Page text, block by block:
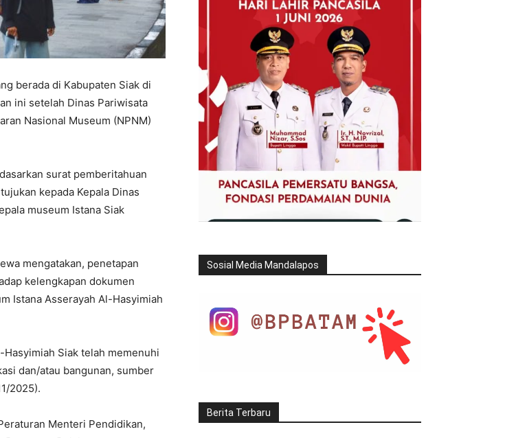
berada di Kabupaten Siak di
ini setelah Dinas Pariwisata
Nasional Museum (NPNM)
surat pemberitahuan
kepada Kepala Dinas
museum Istana Siak
mengatakan, penetapan
kelengkapan dokumen
Istana Asserayah Al-Hasyimiah
Siak telah memenuhi
dan/atau bangunan, sumber
2025).
Menteri Pendidikan,
Sosial Media Mandalapos
Berita Terbaru